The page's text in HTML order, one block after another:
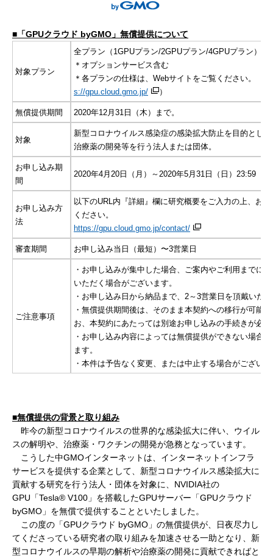
■「GPUクラウド byGMO」無償提供について
対象プラン
全プラン（1GPUプラン/2GPUプラン/4GPUプラン）
＊オプションサービス含む
＊各プランの仕様は、Webサイトをご覧ください。（
s://gpu.cloud.gmo.jp/
）
無償提供期間 2020年12月31日（木）まで。
対象
新型コロナウイルス感染症の感染拡大防止を目的とし
治療薬の開発等を行う法人または団体。
お申し込み期
間
2020年4月20日（月）～2020年5月31日（日）23:59
お申し込み方
法
以下のURL内『詳細』欄に研究概要をご入力の上、お
ください。
https://gpu.cloud.gmo.jp/contact/
審査期間 お申し込み当日（最短）〜3営業日
ご注意事項
・お申し込みが集中した場合、ご案内やご利用までに
いただく場合がございます。
・お申し込み日から納品まで、2～3営業日を頂戴いた
・無償提供期間後は、そのまま本契約への移行が可能
お、本契約にあたっては別途お申し込みの手続きが必
・お申し込み内容によっては無償提供ができない場合
ます。
・本件は予告なく変更、または中止する場合がござい
■無償提供の背景と取り組み
昨今の新型コロナウイルスの世界的な感染拡大に伴い、ウイル
スの解明や、治療薬・ワクチンの開発が急務となっています。
こうした中GMOインターネットは、インターネットインフラ
サービスを提供する企業として、新型コロナウイルス感染拡大に
貢献する研究を行う法人・団体を対象に、NVIDIA社の
GPU「Tesla® V100」を搭載したGPUサーバー「GPUクラウド
byGMO」を無償で提供することといたしました。
この度の「GPUクラウド byGMO」の無償提供が、日夜尽力し
てくださっている研究者の取り組みを加速させる一助となり、新
型コロナウイルスの早期の解析や治療薬の開発に貢献できればと